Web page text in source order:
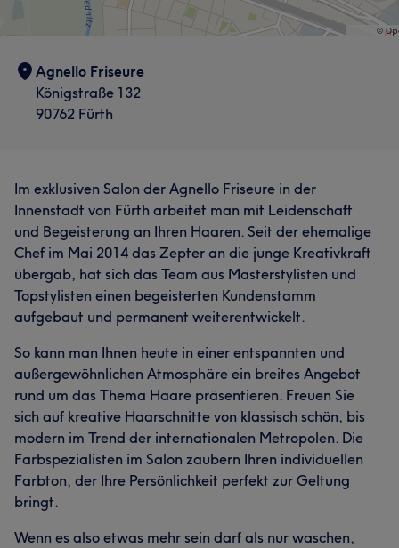
Agnello Friseure
Königstraße 132
90762 Fürth
Im exklusiven Salon der Agnello Friseure in der
Innenstadt von Fürth arbeitet man mit Leidenschaft
und Begeisterung an Ihren Haaren. Seit der ehemalige
Chef im Mai 2014 das Zepter an die junge Kreativkraft
übergab, hat sich das Team aus Masterstylisten und
Topstylisten einen begeisterten Kundenstamm
aufgebaut und permanent weiterentwickelt.
So kann man Ihnen heute in einer entspannten und
außergewöhnlichen Atmosphäre ein breites Angebot
rund um das Thema Haare präsentieren. Freuen Sie
sich auf kreative Haarschnitte von klassisch schön, bis
modern im Trend der internationalen Metropolen. Die
Farbspezialisten im Salon zaubern Ihren individuellen
Farbton, der Ihre Persönlichkeit perfekt zur Geltung
bringt.
Wenn es also etwas mehr sein darf als nur waschen,